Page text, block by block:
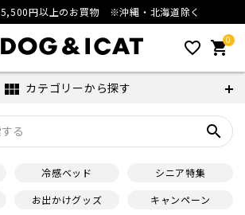
5,500円以上のお買物 ※沖縄・北海道除く
favorite_outline 0
shopping_cart
view_module カテゴリーから探す
search
冷感ベッド
シニア特集
お出かけグッズ キャンペーン